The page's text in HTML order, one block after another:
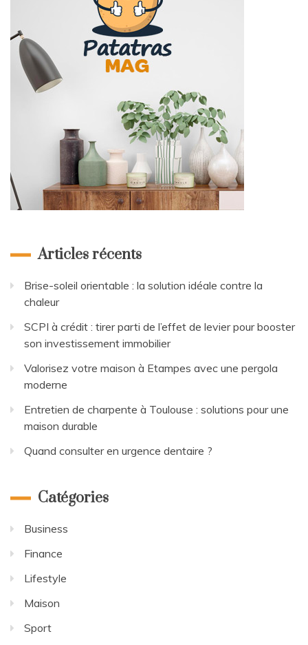
Articles récents
Brise-soleil orientable : la solution idéale contre la
chaleur
SCPI à crédit : tirer parti de l’effet de levier pour booster
son investissement immobilier
Valorisez votre maison à Etampes avec une pergola
moderne
Entretien de charpente à Toulouse : solutions pour une
maison durable
Quand consulter en urgence dentaire ?
Catégories
Business
Finance
Lifestyle
Maison
Sport